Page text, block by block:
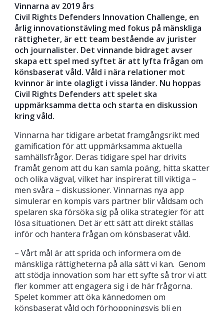
Vinnarna av 2019 års
Civil Rights Defenders Innovation Challenge, en
årlig innovationstävling med fokus på mänskliga
rättigheter, är ett team bestående av jurister
och journalister. Det vinnande bidraget avser
skapa ett spel med syftet är att lyfta frågan om
könsbaserat våld. Våld i nära relationer mot
kvinnor är inte olagligt i vissa länder. Nu hoppas
Civil Rights Defenders att spelet ska
uppmärksamma detta och starta en diskussion
kring våld.
Vinnarna har tidigare arbetat framgångsrikt med
gamification för att uppmärksamma aktuella
samhällsfrågor. Deras tidigare spel har drivits
framåt genom att du kan samla poäng, hitta skatter
och olika vägval, vilket har inspirerat till viktiga –
men svåra – diskussioner. Vinnarnas nya app
simulerar en kompis vars partner blir våldsam och
spelaren ska försöka sig på olika strategier för att
lösa situationen. Det är ett sätt att direkt ställas
inför och hantera frågan om könsbaserat våld.
– Vårt mål är att sprida och informera om de
mänskliga rättigheterna på alla sätt vi kan. Genom
att stödja innovation som har ett syfte så tror vi att
fler kommer att engagera sig i de här frågorna.
Spelet kommer att öka kännedomen om
könsbaserat våld och förhoppningsvis bli en